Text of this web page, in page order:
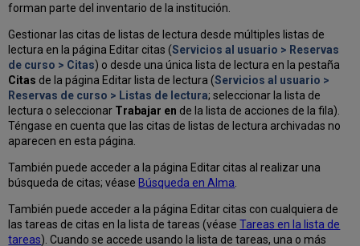
forman parte del inventario de la institución.
Gestionar las citas de listas de lectura desde múltiples listas de
lectura en la página Editar citas (Servicios al usuario > Reservas
de curso > Citas) o desde una única lista de lectura en la pestaña
Citas de la página Editar lista de lectura (Servicios al usuario >
Reservas de curso > Listas de lectura; seleccionar la lista de
lectura o seleccionar Trabajar en de la lista de acciones de la fila).
Téngase en cuenta que las citas de listas de lectura archivadas no
aparecen en esta página.
También puede acceder a la página Editar citas al realizar una
búsqueda de citas; véase Búsqueda en Alma
También puede acceder a la página Editar citas con cualquiera de
las tareas de citas en la lista de tareas (véaseTareas en la lista de
tareas). Cuando se accede usando la lista de tareas, una o más